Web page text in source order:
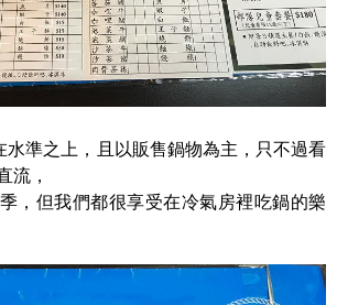
水準之上，且以販售鍋物為主，只不過看
流，
，但我們都很享受在冷氣房裡吃鍋的樂